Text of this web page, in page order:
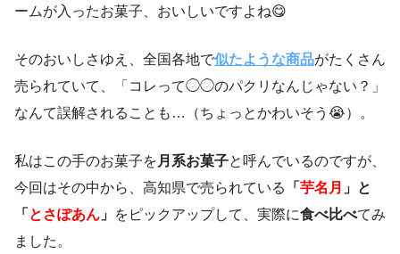
ームが入ったお菓子、おいしいですよね😋
そのおいしさゆえ、全国各地で似たような商品がたくさん
売られていて、「コレって◯◯のパクリなんじゃない？」
なんて誤解されることも…（ちょっとかわいそう😭）。
私はこの手のお菓子を 月系お菓子と呼んでいるのですが、
今回はその中から、高知県で売られている
「 芋名月 」と
「 とさぽあん 」 をピックアップして、実際に食べ比べてみ
ました。